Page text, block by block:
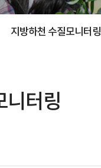
지방하천 수질모니터링
니터링